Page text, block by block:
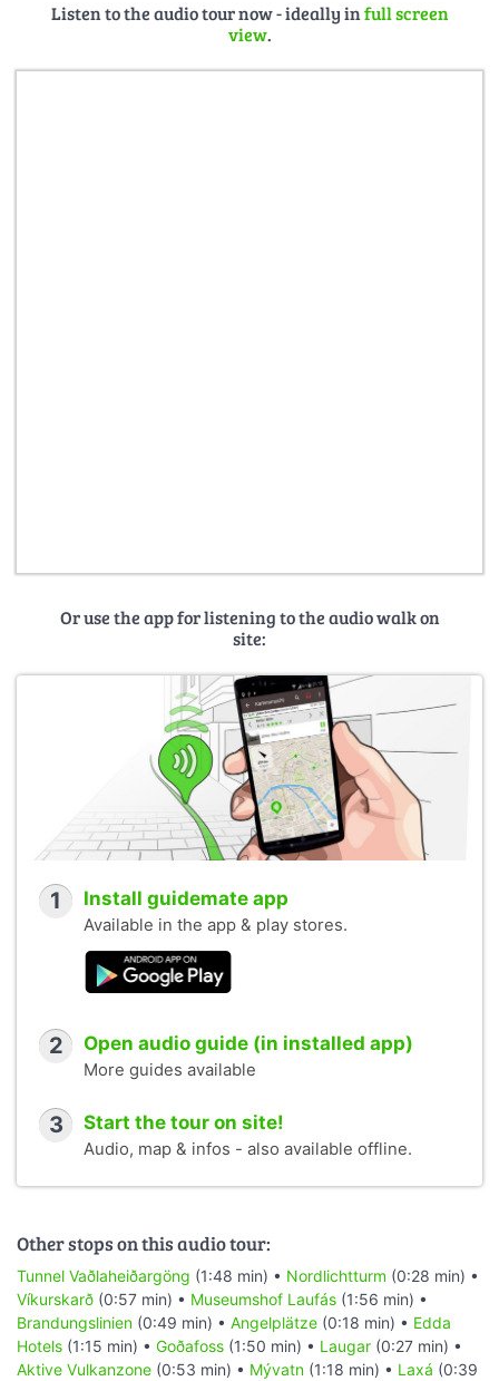
Listen to the audio tour now - ideally infull screen
view.
Or use the app for listening to the audio walk on
site:
1 Install guidemate app
Available in the app & play stores.
2 Open audio guide (in installed app)
More guides available
3 Start the tour on site!
Audio, map & infos - also available offline.
Other stops on this audio tour:
Tunnel Vaðlaheiðargöng (1:48 min) • Nordlichtturm (0:28 min) •
Víkurskarð (0:57 min) • Museumshof Laufás (1:56 min) •
Brandungslinien (0:49 min) • Angelplätze (0:18 min) • Edda
Hotels (1:15 min) • Goðafoss (1:50 min) • Laugar (0:27 min) •
Aktive Vulkanzone (0:53 min) • Mývatn (1:18 min) • Laxá (0:39